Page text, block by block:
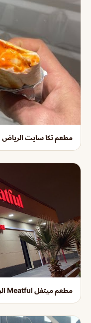
مطعم تكا سايت الرياض
مطعم ميتفل Meatful الرياض (الأسعار+ المنيو+ الموقع)